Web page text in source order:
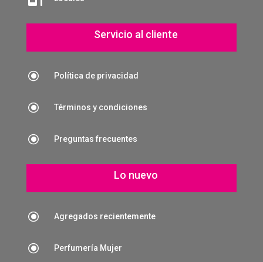
Servicio al cliente
\ Política de privacidad
\ Términos y condiciones
\ Preguntas frecuentes
Lo nuevo
\ Agregados recientemente
\ Perfumería Mujer